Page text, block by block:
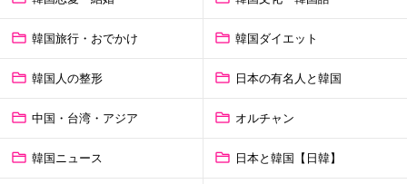
韓国旅行・おでかけ 韓国ダイエット
韓国人の整形 日本の有名人と韓国
中国・台湾・アジア オルチャン
韓国ニュース 日本と韓国【日韓】